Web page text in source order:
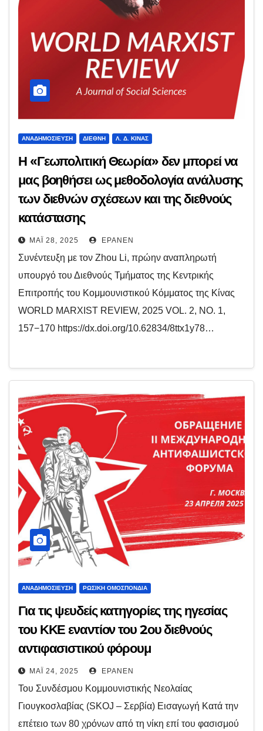
ΑΝΑΔΗΜΟΣΊΕΥΣΗ ΔΙΕΘΝΉ Λ. Δ. ΚΊΝΑΣ
Η «Γεωπολιτική Θεωρία» δεν μπορεί να
μας βοηθήσει ως μεθοδολογία ανάλυσης
των διεθνών σχέσεων και της διεθνούς
κατάστασης
ΜΆΙ 28, 2025 EPANEN
Συνέντευξη με τον Zhou Li, πρώην αναπληρωτή
υπουργό του Διεθνούς Τμήματος της Κεντρικής
Επιτροπής του Κομμουνιστικού Κόμματος της Κίνας
WORLD MARXIST REVIEW, 2025 VOL. 2, NO. 1,
157−170 https://dx.doi.org/10.62834/8ttx1y78…
ΑΝΑΔΗΜΟΣΊΕΥΣΗ ΡΩΣΙΚΉ ΟΜΟΣΠΟΝΔΊΑ
Για τις ψευδείς κατηγορίες της ηγεσίας
του ΚΚΕ εναντίον του 2ου διεθνούς
αντιφασιστικού φόρουμ
ΜΆΙ 24, 2025 EPANEN
Του Συνδέσμου Κομμουνιστικής Νεολαίας
Γιουγκοσλαβίας (SKOJ – Σερβία) Εισαγωγή Κατά την
επέτειο των 80 χρόνων από τη νίκη επί του φασισμού